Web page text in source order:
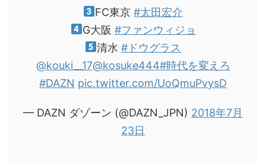
FC東京#太田宏介
G大阪 #ファンウィジョ
清水#ドウグラス
@kouki__17@kosuke444#時代を変えろ
#DAZN pic.twitter.com/UoQmuPvysD
— DAZN ダゾーン (@DAZN_JPN) 2018年7月
23日